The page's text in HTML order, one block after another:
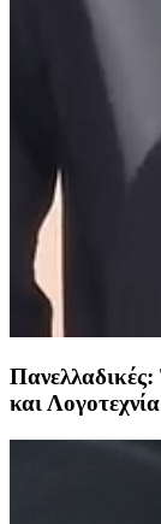
και Λογοτεχνία